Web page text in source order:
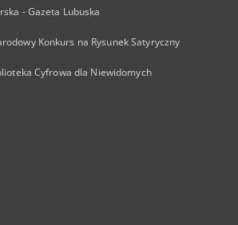
- Gazeta Lubuska
Konkurs na Rysunek Satyryczny
Cyfrowa dla Niewidomych